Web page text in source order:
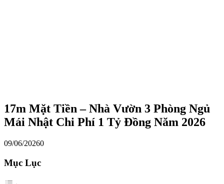
17m Mặt Tiền – Nhà Vườn 3 Phòng Ngủ
Mái Nhật Chi Phí 1 Tỷ Đồng Năm 2026
09/06/20260
Mục Lục